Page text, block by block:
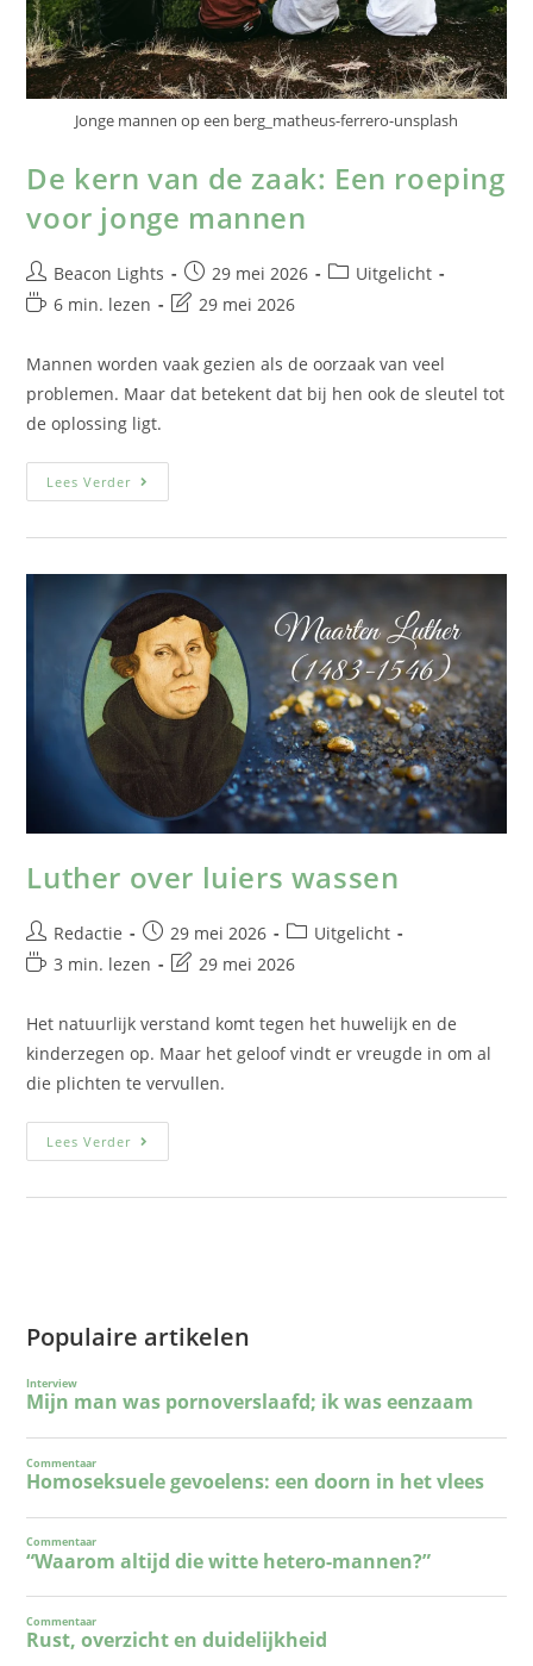
Jonge mannen op een berg_matheus-ferrero-unsplash
De kern van de zaak: Een roeping
voor jonge mannen
Beacon Lights 29 mei 2026
Uitgelicht
6 min. lezen
29 mei 2026
Mannen worden vaak gezien als de oorzaak van veel
problemen. Maar dat betekent dat bij hen ook de sleutel tot
de oplossing ligt.
Lees Verder
Luther over luiers wassen
Redactie 29 mei 2026
Uitgelicht
3 min. lezen
29 mei 2026
Het natuurlijk verstand komt tegen het huwelijk en de
kinderzegen op. Maar het geloof vindt er vreugde in om al
die plichten te vervullen.
Lees Verder
Populaire artikelen